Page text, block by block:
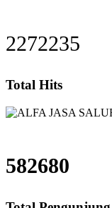
2272235
Total Hits
582680